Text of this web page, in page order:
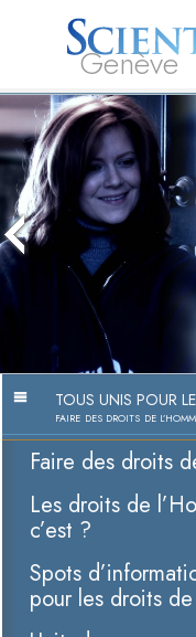
Genève
L. Ron Hubbard
Qu’est-ce
TOUS UNIS POUR
FAIRE DES DROITS DE
Faire des droits
Les droits de
c’est ?
Spots
pour les droits